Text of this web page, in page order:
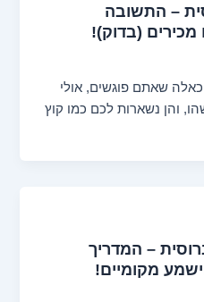
– התשובה
(בדוק)!
כאלה שאתם פוגשים, אולי
והן נשארות לכם כמו קוץ
– המדריך
מקומיים!